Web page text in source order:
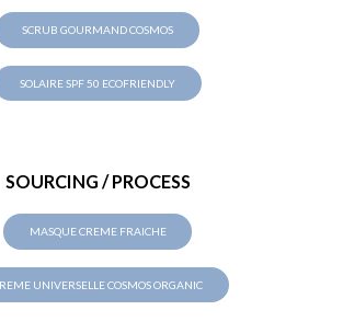
SCRUB GOURMAND COSMOS
SOLAIRE SPF 50 ECOFRIENDLY
SOURCING / PROCESS
MASQUE CREME FRAICHE
UNIVERSELLE COSMOS ORGANIC